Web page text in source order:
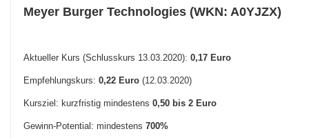
Meyer Burger Technologies (WKN: A0YJZX)
Aktueller Kurs (Schlusskurs 13.03.2020): 0,17 Euro
Empfehlungskurs: 0,22 Euro (12.03.2020)
Kursziel: kurzfristig mindestens 0,50 bis 2 Euro
Gewinn-Potential: mindestens 700%